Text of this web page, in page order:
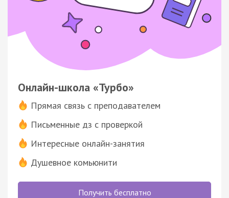
Онлайн-школа «Турбо»
Прямая связь с преподавателем
Письменные дз с проверкой
Интересные онлайн-занятия
Душевное комьюнити
Получить бесплатно